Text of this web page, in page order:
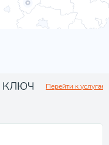
КЛЮЧ Перейти к услугам